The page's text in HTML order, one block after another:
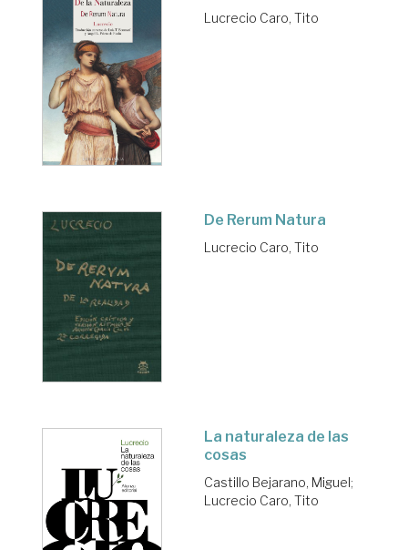
Lucrecio Caro, Tito
De Rerum Natura
Lucrecio Caro, Tito
La naturaleza de las
cosas
Castillo Bejarano, Miguel;
Lucrecio Caro, Tito